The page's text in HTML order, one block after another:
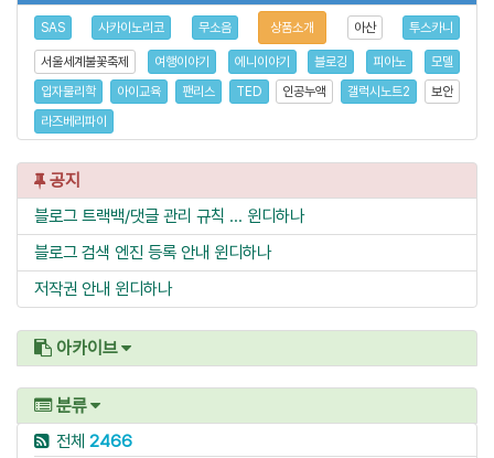
SAS 사카이노리코 무소음 상품소개 아산 투스카니
서울세계불꽃축제 여행이야기 에니이야기 블로깅 피아노
모델
입자물리학
아이교육 팬리스 TED 인공누액 갤럭시노트2
보안
라즈베리파이
공지
블로그 트랙백/댓글 관리 규칙 ... 윈디하나
블로그 검색 엔진 등록 안내 윈디하나
저작권 안내 윈디하나
아카이브
분류
전체 2466